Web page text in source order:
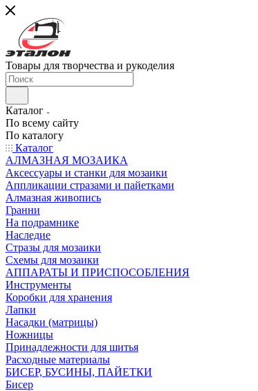
Товары для творчества и рукоделия
Каталог
По всему сайту
По каталогу
Каталог
АЛМАЗНАЯ МОЗАИКА
Аксессуары и станки для мозаики
Аппликации стразами и пайетками
Алмазная живопись
Гранни
На подрамнике
Наследие
Стразы для мозаики
Схемы для мозаики
АППАРАТЫ И ПРИСПОСОБЛЕНИЯ
Инструменты
Коробки для хранения
Лапки
Насадки (матрицы)
Ножницы
Принадлежности для шитья
Расходные материалы
БИСЕР, БУСИНЫ, ПАЙЕТКИ
Бисер